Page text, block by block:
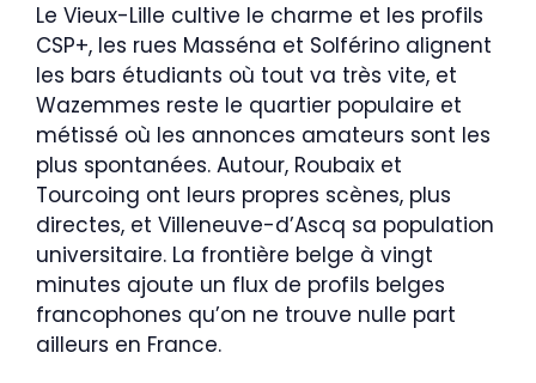
Le Vieux-Lille cultive le charme et les profils
CSP+, les rues Masséna et Solférino alignent
les bars étudiants où tout va très vite, et
Wazemmes reste le quartier populaire et
métissé où les annonces amateurs sont les
plus spontanées. Autour, Roubaix et
Tourcoing ont leurs propres scènes, plus
directes, et Villeneuve-d’Ascq sa population
universitaire. La frontière belge à vingt
minutes ajoute un flux de profils belges
francophones qu’on ne trouve nulle part
ailleurs en France.